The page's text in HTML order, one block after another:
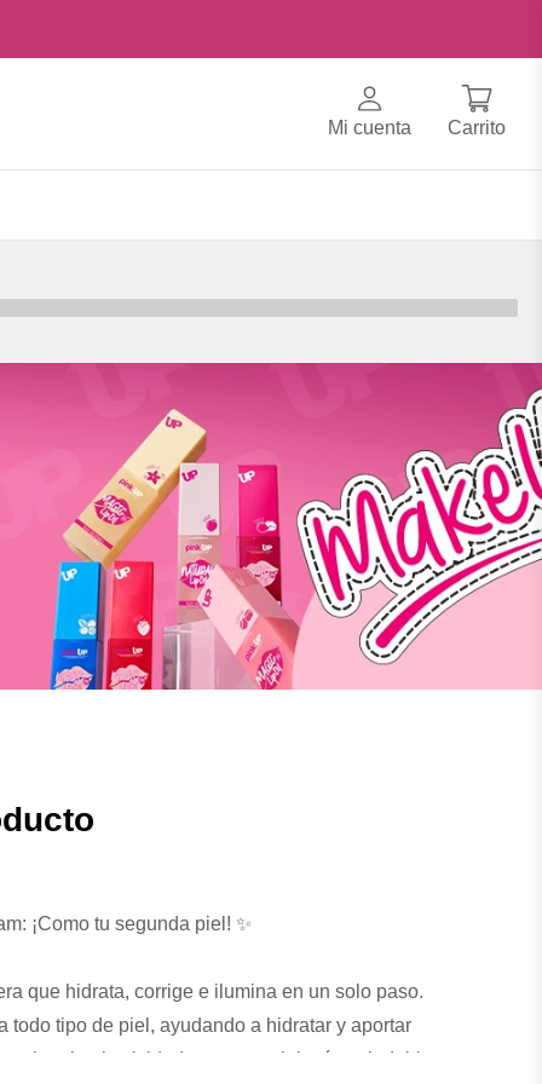
Mi cuenta Carrito
¡Como tu segunda piel! ✨
que hidrata, corrige e ilumina en un solo paso.
todo tipo de piel, ayudando a hidratar y aportar
la elasticidad para una piel más saludable.